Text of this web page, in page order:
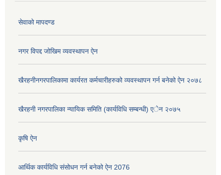
सेवाको मापदण्ड
नगर विपद्द जोखिम व्यवस्थापन ऐन
खैरहनीनगरपालिकामा कार्यरत कर्मचारीहरुको व्यवस्थापन गर्न बनेको ऐन २०७८
खैरहनी नगरपालिका न्यायिक समिति (कार्यविधि सम्बन्धी) एेन २०७५
कृषि ऐन
आर्थिक कार्यविधि संसोधन गर्न बनेको ऐन 2076